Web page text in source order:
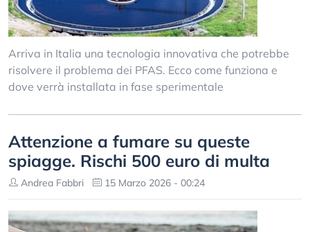
Arriva in Italia una tecnologia innovativa che potrebbe
risolvere il problema dei PFAS. Ecco come funziona e
dove verrà installata in fase sperimentale
Attenzione a fumare su queste
spiagge. Rischi 500 euro di multa
Andrea Fabbri 15 Marzo 2026 - 00:24